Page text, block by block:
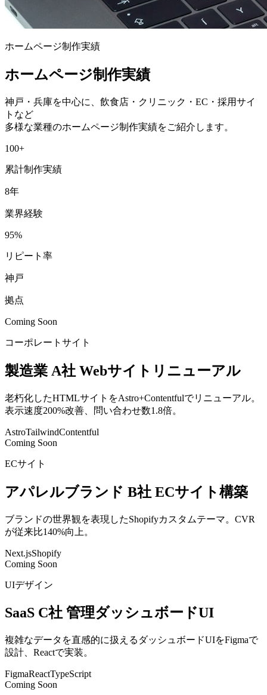
ホームページ制作実績
ホームページ制作実績
神戸・兵庫を中心に、飲食店・クリニック・EC・採用サイ
トなど
多様な業種のホームページ制作実績をご紹介します。
100+
累計制作実績
8年
業界経験
95%
リピート率
神戸
拠点
Coming Soon
コーポレートサイト
製造業 A社 Webサイトリニューアル
老朽化したHTMLサイトをAstro+Contentfulでリニューアル。
表示速度200%改善、問い合わせ数1.8倍。
AstroTailwindContentful
Coming Soon
ECサイト
アパレルブランド B社 ECサイト構築
ブランドの世界観を表現したShopifyカスタムテーマ。CVR
が従来比140%向上。
Next.jsShopify
Coming Soon
UIデザイン
SaaS C社 管理ダッシュボードUI
複雑なデータを直感的に扱えるダッシュボードUIをFigmaで
設計、Reactで実装。
FigmaReactTypeScript
Coming Soon